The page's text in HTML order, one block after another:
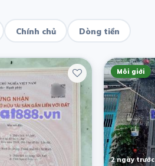
Chính chủ Dòng tiền
Môi giới
2 ngày trước